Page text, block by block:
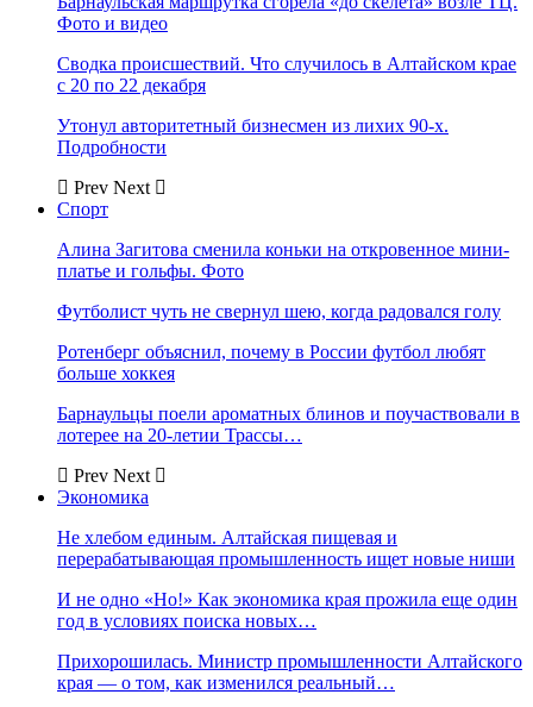
Фото и видео
Сводка происшествий. Что случилось в Алтайском крае
с 20 по 22 декабря
Утонул авторитетный бизнесмен из лихих 90-х.
Подробности
Prev Next
Спорт
Алина Загитова сменила коньки на откровенное мини-
платье и гольфы. Фото
Футболист чуть не свернул шею, когда радовался голу
Ротенберг объяснил, почему в России футбол любят
больше хоккея
Барнаульцы поели ароматных блинов и поучаствовали в
лотерее на 20-летии Трассы…
Prev Next
Экономика
Не хлебом единым. Алтайская пищевая и
перерабатывающая промышленность ищет новые ниши
И не одно «Но!» Как экономика края прожила еще один
год в условиях поиска новых…
Прихорошилась. Министр промышленности Алтайского
края — о том, как изменился реальный…